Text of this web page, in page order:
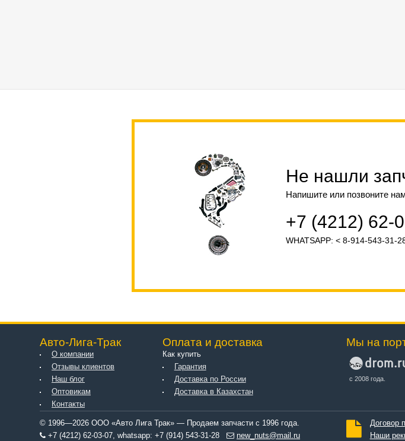
Не нашли
Напишите или позвоните
+7 (4212) 62-
WHATSAPP: < 8-914-543-31-
Авто-Лига-Трак
О компании
Отзывы клиентов
Наш блог
Оптовикам
Контакты
Оплата и доставка
Как купить
Гарантия
Доставка по России
Доставка в Казахстан
Мы на
с 2008 года.
© 1996—2026 ООО «Авто Лига Трак» — Продаем запчасти с 1996 года.
+7 (4212) 62-03-07, whatsapp: +7 (914) 543-31-28
new_nuts@mail.ru
Договор
Наши